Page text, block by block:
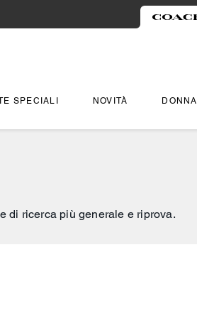
SPECIALI NOVITÀ DONNA
di ricerca più generale e riprova.